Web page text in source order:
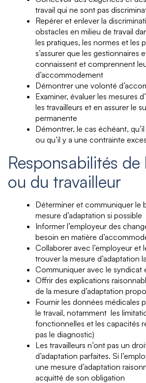
travail qui ne sont pas
Repérer et enlever la
obstacles en milieu de travail
les pratiques, les normes et les
s’assurer que les gestionnaires
connaissent et comprennent
d’accommodement
Démontrer une volonté
Examiner, évaluer les mesures
les travailleurs et en assurer le
permanente
Démontrer, le cas échéant, qu’il
ou qu’il y a une contrainte
Responsabilités de
ou du travailleur
Déterminer et communiquer le
mesure d’adaptation si possible
Informer l’employeur des
besoin en matière
Collaborer avec l’employeur et
trouver la mesure d’adaptation
Communiquer avec le syndicat
Offrir des explications
de la mesure d’adaptation
Fournir les données médicales
le travail, notamment les
fonctionnelles et les capacités
pas le diagnostic)
Les travailleurs n’ont pas un
d’adaptation parfaites. Si
une mesure d’adaptation
acquitté de son obligation